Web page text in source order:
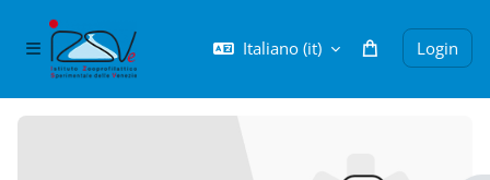
Pannello laterale Italiano ‎(it)‎ Login